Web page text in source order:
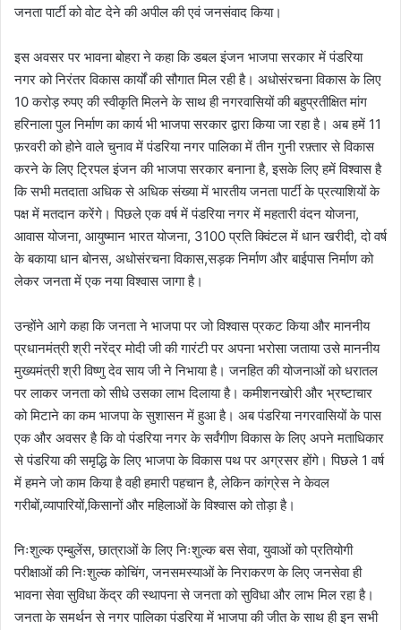
जनता पार्टी को वोट देने की अपील की एवं जनसंवाद किया।
इस अवसर पर भावना बोहरा ने कहा कि डबल इंजन भाजपा सरकार में पंडरिया
नगर को निरंतर विकास कार्यों की सौगात मिल रही है। अधोसंरचना विकास के लिए
10 करोड़ रुपए की स्वीकृति मिलने के साथ ही नगरवासियों की बहुप्रतीक्षित मांग
हरिनाला पुल निर्माण का कार्य भी भाजपा सरकार द्वारा किया जा रहा है। अब हमें 11
फ़रवरी को होने वाले चुनाव में पंडरिया नगर पालिका में तीन गुनी रफ़्तार से विकास
करने के लिए ट्रिपल इंजन की भाजपा सरकार बनाना है, इसके लिए हमें विश्वास है
कि सभी मतदाता अधिक से अधिक संख्या में भारतीय जनता पार्टी के प्रत्याशियों के
पक्ष में मतदान करेंगे। पिछले एक वर्ष में पंडरिया नगर में महतारी वंदन योजना,
आवास योजना, आयुष्मान भारत योजना, 3100 प्रति क्विंटल में धान खरीदी, दो वर्ष
के बकाया धान बोनस, अधोसंरचना विकास,सड़क निर्माण और बाईपास निर्माण को
लेकर जनता में एक नया विश्वास जागा है।
उन्होंने आगे कहा कि जनता ने भाजपा पर जो विश्वास प्रकट किया और माननीय
प्रधानमंत्री श्री नरेंद्र मोदी जी की गारंटी पर अपना भरोसा जताया उसे माननीय
मुख्यमंत्री श्री विष्णु देव साय जी ने निभाया है। जनहित की योजनाओं को धरातल
पर लाकर जनता को सीधे उसका लाभ दिलाया है। कमीशनखोरी और भ्रष्टाचार
को मिटाने का कम भाजपा के सुशासन में हुआ है। अब पंडरिया नगरवासियों के पास
एक और अवसर है कि वो पंडरिया नगर के सर्वंगीण विकास के लिए अपने मताधिकार
से पंडरिया की समृद्धि के लिए भाजपा के विकास पथ पर अग्रसर होंगे। पिछले 1 वर्ष
में हमने जो काम किया है वही हमारी पहचान है, लेकिन कांग्रेस ने केवल
गरीबों,व्यापारियों,किसानों और महिलाओं के विश्वास को तोड़ा है।
निःशुल्क एम्बुलेंस, छात्राओं के लिए निःशुल्क बस सेवा, युवाओं को प्रतियोगी
परीक्षाओं की निःशुल्क कोचिंग, जनसमस्याओं के निराकरण के लिए जनसेवा ही
भावना सेवा सुविधा केंद्र की स्थापना से जनता को सुविधा और लाभ मिल रहा है।
जनता के समर्थन से नगर पालिका पंडरिया में भाजपा की जीत के साथ ही इन सभी